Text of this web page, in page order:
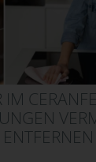
IM